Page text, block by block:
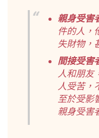
親身受害
件的人，
失財物，
間接受害
人和朋友
人受苦，
至於受影
親身受害